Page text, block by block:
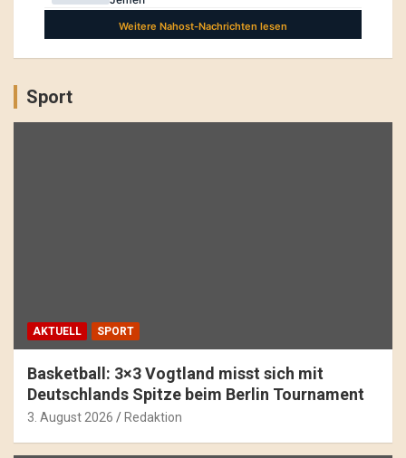
Sport
AKTUELL SPORT
Basketball: 3×3 Vogtland misst sich mit
Deutschlands Spitze beim Berlin Tournament
3. August 2026 Redaktion